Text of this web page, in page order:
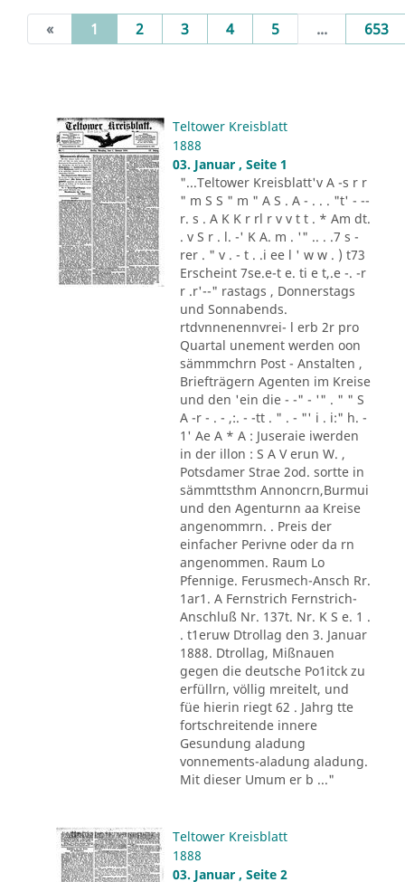
« 1 (current)
2 3 4 5 ... 653
Teltower Kreisblatt
1888
03. Januar , Seite 1
"...Teltower Kreisblatt'v A -s r r
" m S S " m " A S . A - . . . "t' - --
r. s . A K K r rl r v v t t . * Am dt.
. v S r . l. -' K A. m . '" .. . .7 s -
rer . " v . - t . .i ee l ' w w . ) t73
Erscheint 7se.e-t e. ti e t,.e -. -r
r .r'--" rastags , Donnerstags
und Sonnabends.
rtdvnnenennvrei- l erb 2r pro
Quartal unement werden oon
sämmmchrn Post - Anstalten ,
Briefträgern Agenten im Kreise
und den 'ein die - -" - '" . " " S
A -r - . - ,:. - -tt . " . - "' i . i:" h. -
1' Ae A * A : Juseraie iwerden
in der illon : S A V erun W. ,
Potsdamer Strae 2od. sortte in
sämmttsthm Annoncrn,Burmui
und den Agenturnn aa Kreise
angenommrn. . Preis der
einfacher Perivne oder da rn
angenommen. Raum Lo
Pfennige. Ferusmech-Ansch Rr.
1ar1. A Fernstrich Fernstrich-
Anschluß Nr. 137t. Nr. K S e. 1 .
. t1eruw Dtrollag den 3. Januar
1888. Dtrollag, Mißnauen
gegen die deutsche Po1itck zu
erfüllrn, völlig mreitelt, und
füe hierin riegt 62 . Jahrg tte
fortschreitende innere
Gesundung aladung
vonnements-aladung aladung.
Mit dieser Umum er b ..."
Teltower Kreisblatt
1888
03. Januar , Seite 2